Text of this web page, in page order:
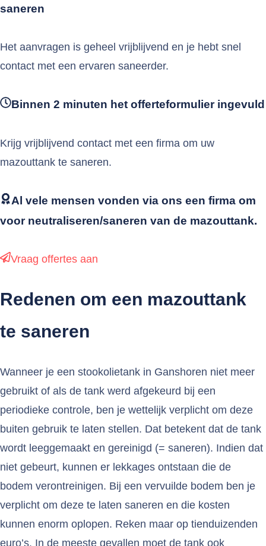
saneren
Het aanvragen is geheel vrijblijvend en je hebt snel
contact met een ervaren saneerder.
Binnen 2 minuten het offerteformulier ingevuld
Krijg vrijblijvend contact met een firma om uw
mazouttank te saneren.
Al vele mensen vonden via ons een firma om
voor neutraliseren/saneren van de mazouttank.
Vraag offertes aan
Redenen om een mazouttank
te saneren
Wanneer je een stookolietank in Ganshoren niet meer
gebruikt of als de tank werd afgekeurd bij een
periodieke controle, ben je wettelijk verplicht om deze
buiten gebruik te laten stellen. Dat betekent dat de tank
wordt leeggemaakt en gereinigd (= saneren). Indien dat
niet gebeurt, kunnen er lekkages ontstaan die de
bodem verontreinigen. Bij een vervuilde bodem ben je
verplicht om deze te laten saneren en die kosten
kunnen enorm oplopen. Reken maar op tienduizenden
euro’s. In de meeste gevallen moet de tank ook